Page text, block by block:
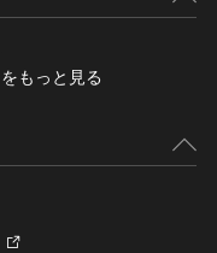
をもっと見る